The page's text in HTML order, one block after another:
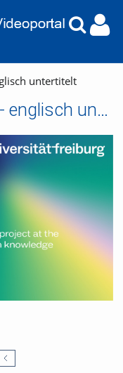
untertitelt
ZEIT für X - Dennis Fila - englisch untertitelt